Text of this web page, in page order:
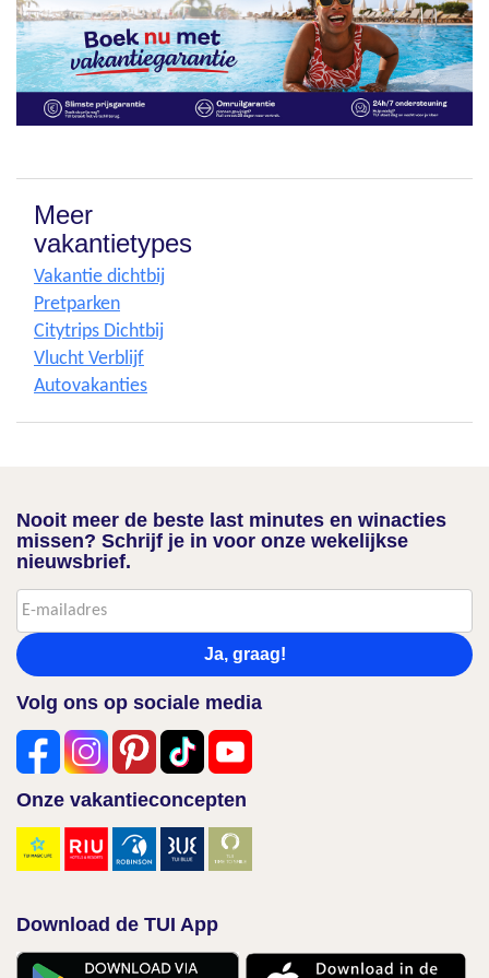
Meer
vakantietypes
Vakantie dichtbij
Pretparken
Citytrips Dichtbij
Vlucht Verblijf
Autovakanties
Nooit meer de beste last minutes en winacties
missen? Schrijf je in voor onze wekelijkse
nieuwsbrief.
Ja, graag!
Volg ons op sociale media
Onze vakantieconcepten
Download de TUI App